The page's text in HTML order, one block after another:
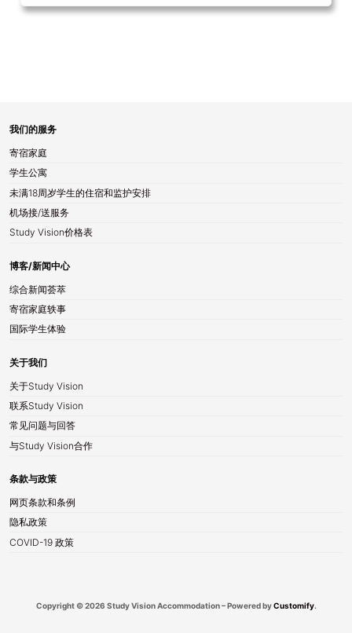
我们的服务
寄宿家庭
学生公寓
未满18周岁学生的住宿和监护安排
机场接/送服务
Study Vision价格表
博客/新闻中心
综合新闻荟萃
寄宿家庭轶事
国际学生体验
关于我们
关于Study Vision
联系Study Vision
常见问题与回答
与Study Vision合作
条款与政策
网页条款和条例
隐私政策
COVID-19 政策
Copyright © 2026 Study Vision Accommodation – Powered byCustomify.